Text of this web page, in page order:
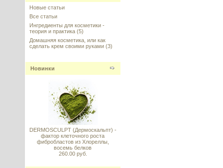
Argireline Amplified peptide
(Аргирелин амплифайд), Lipotec,
---------
Syn-Ake (Син-эйк) АНАЛОГ
Новые статьи
Все статьи
Ингредиенты для косметики -
теория и практика (5)
Домашняя косметика, или как
сделать крем своими руками (3)
Новинки
DERMOSCULPT (Дермоскальпт) -
фактор клеточного роста
фибробластов из Хлореллы,
восемь белков
260.00 руб.